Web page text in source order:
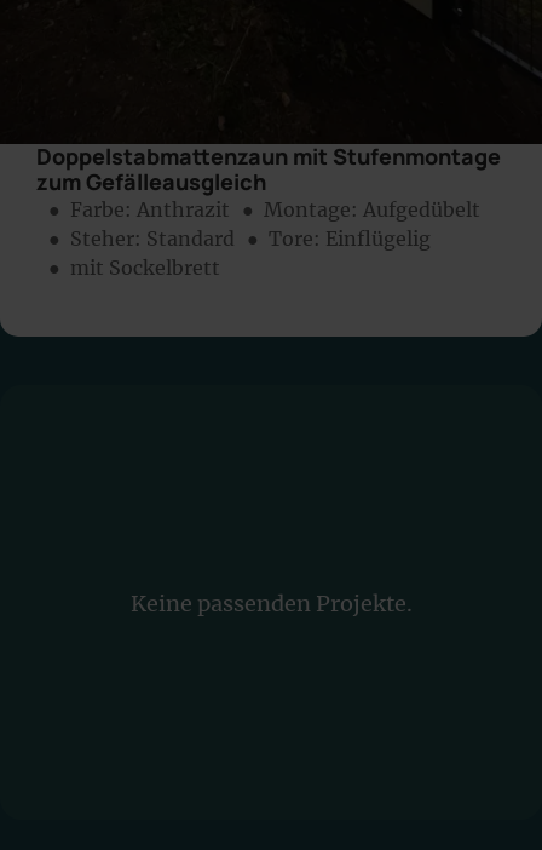
Doppelstabmattenzaun mit Stufenmontage
zum Gefälleausgleich
● Farbe: Anthrazit ● Montage: Aufgedübelt
● Steher: Standard
● Tore: Einflügelig
● mit Sockelbrett
Keine passenden Projekte.